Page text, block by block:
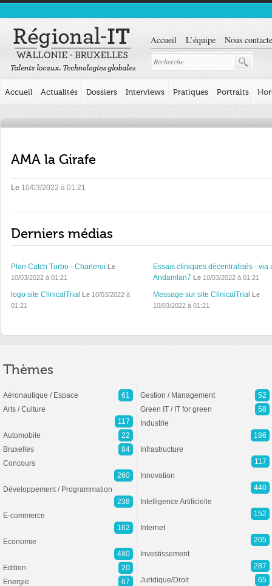
Accueil L’équipe Nous
Accueil Actualités Dossiers Interviews Pratiques Portraits
AMA la Girafe
Le 10/03/2022 à 01:21
Derniers médias
Plan Catch Turbo - Charleroi Le
10/03/2022 à 01:21
Essais cliniques décentralisés - via
Andamlan7 Le10/03/2022 à 01:21
logo site ClinicalTrial Le 10/03/2022 à
01:21
Message sur site ClinicalTrial Le
10/03/2022 à 01:21
Thèmes
Aéronautique / Espace
61
Arts / Culture
117
Automobile
22
Bruxelles
84
Concours
260
Développement / Programmation
238
E-commerce
162
Economie
480
Edition
20
Energie
67
Gestion / Management
52
Green IT / IT for green
58
Industrie
186
Infrastructure
117
Innovation
440
Intelligence Artificielle
152
Internet
205
Investissement
287
Juridique/Droit
65